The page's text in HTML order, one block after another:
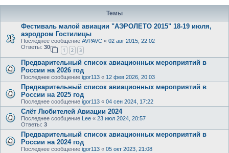
Темы
Фестиваль малой авиации "АЭРОЛЕТО 2015" 18-19 июля,
аэродром Гостилицы
Последнее сообщение AVPAVC « 02 авг 2015, 22:02
Ответы: 30
1 2 3
Предварительный список авиационных мероприятий в
России на 2026 год
Последнее сообщение igor113 « 12 фев 2026, 20:03
Предварительный список авиационных мероприятий в
России на 2025 год
Последнее сообщение igor113 « 04 сен 2024, 17:22
Слёт Любителей Авиации 2024
Последнее сообщение Lee « 23 июл 2024, 20:57
Ответы: 3
Предварительный список авиационных мероприятий в
России на 2024 год
Последнее сообщение igor113 « 05 окт 2023, 21:08